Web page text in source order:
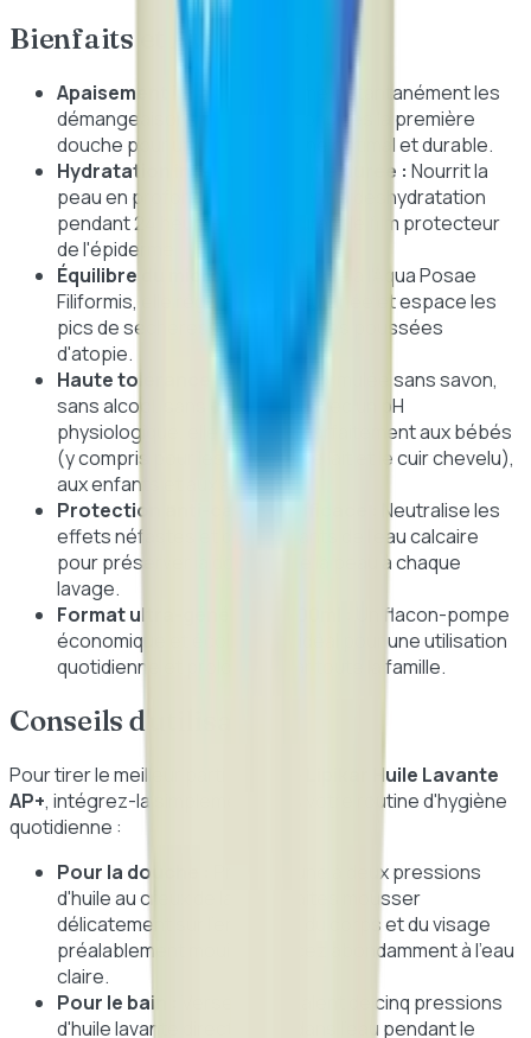
Bienfaits et Avantages
Apaisement immédiat :
Calme instantanément les
démangeaisons et les irritations dès la première
douche pour un confort cutané optimal et durable.
Hydratation intense et longue durée : Nourrit la
peau en profondeur et prévient la déshydratation
pendant 24 heures en restaurant le film protecteur
de l'épiderme.
Équilibre du microbiome :
Grâce à l'Aqua Posae
Filiformis, elle régule la flore cutanée et espace les
pics de sécheresse sévère et les poussées
d'atopie.
Haute tolérance familiale :
Formulée sans savon,
sans alcool, sans colorant et avec un pH
physiologique, elle convient parfaitement aux bébés
(y compris pour les croûtes de lait et le cuir chevelu),
aux enfants et aux adultes.
Protection anti-calcaire efficace :
Neutralise les
effets néfastes et desséchants de l'eau calcaire
pour préserver la douceur de la peau à chaque
lavage.
Format ultra-généreux 1000ml :
Un flacon-pompe
économique et écologique, idéal pour une utilisation
quotidienne et prolongée par toute la famille.
Conseils d'utilisation
Pour tirer le meilleur parti de votre
Lipikar Huile Lavante
AP+, intégrez-la simplement dans votre routine d'hygiène
quotidienne :
Pour la douche :
Prélevez une à deux pressions
d'huile au creux de la main. Faites mousser
délicatement sur l'ensemble du corps et du visage
préalablement mouillés. Rincez abondamment à l'eau
claire.
Pour le bain :
Versez l'équivalent de cinq pressions
d'huile lavante directement dans l'eau pendant le